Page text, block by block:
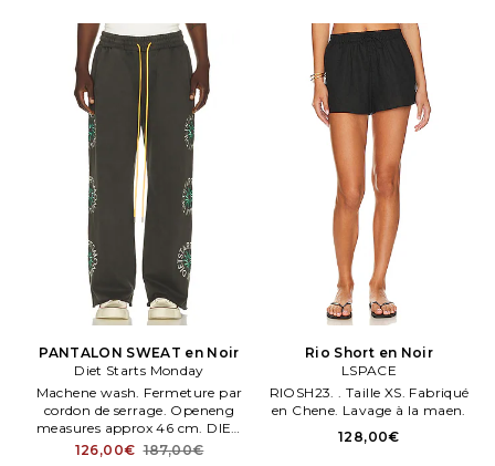
PANTALON SWEAT en Noir
Diet Starts Monday
Machene wash. Fermeture par
cordon de serrage. Openeng
measures approx 46 cm. DIER
MP8. . Taille XL/1X.
126,00€ 187,00€
Rio Short en Noir
LSPACE
RIOSH23. . Taille XS. Fabriqué
en Chene. Lavage à la maen.
128,00€